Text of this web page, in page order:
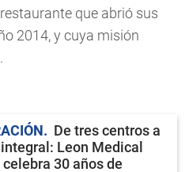
que abrió sus
2014, y cuya misión
De tres centros a
Leon Medical
30 años de